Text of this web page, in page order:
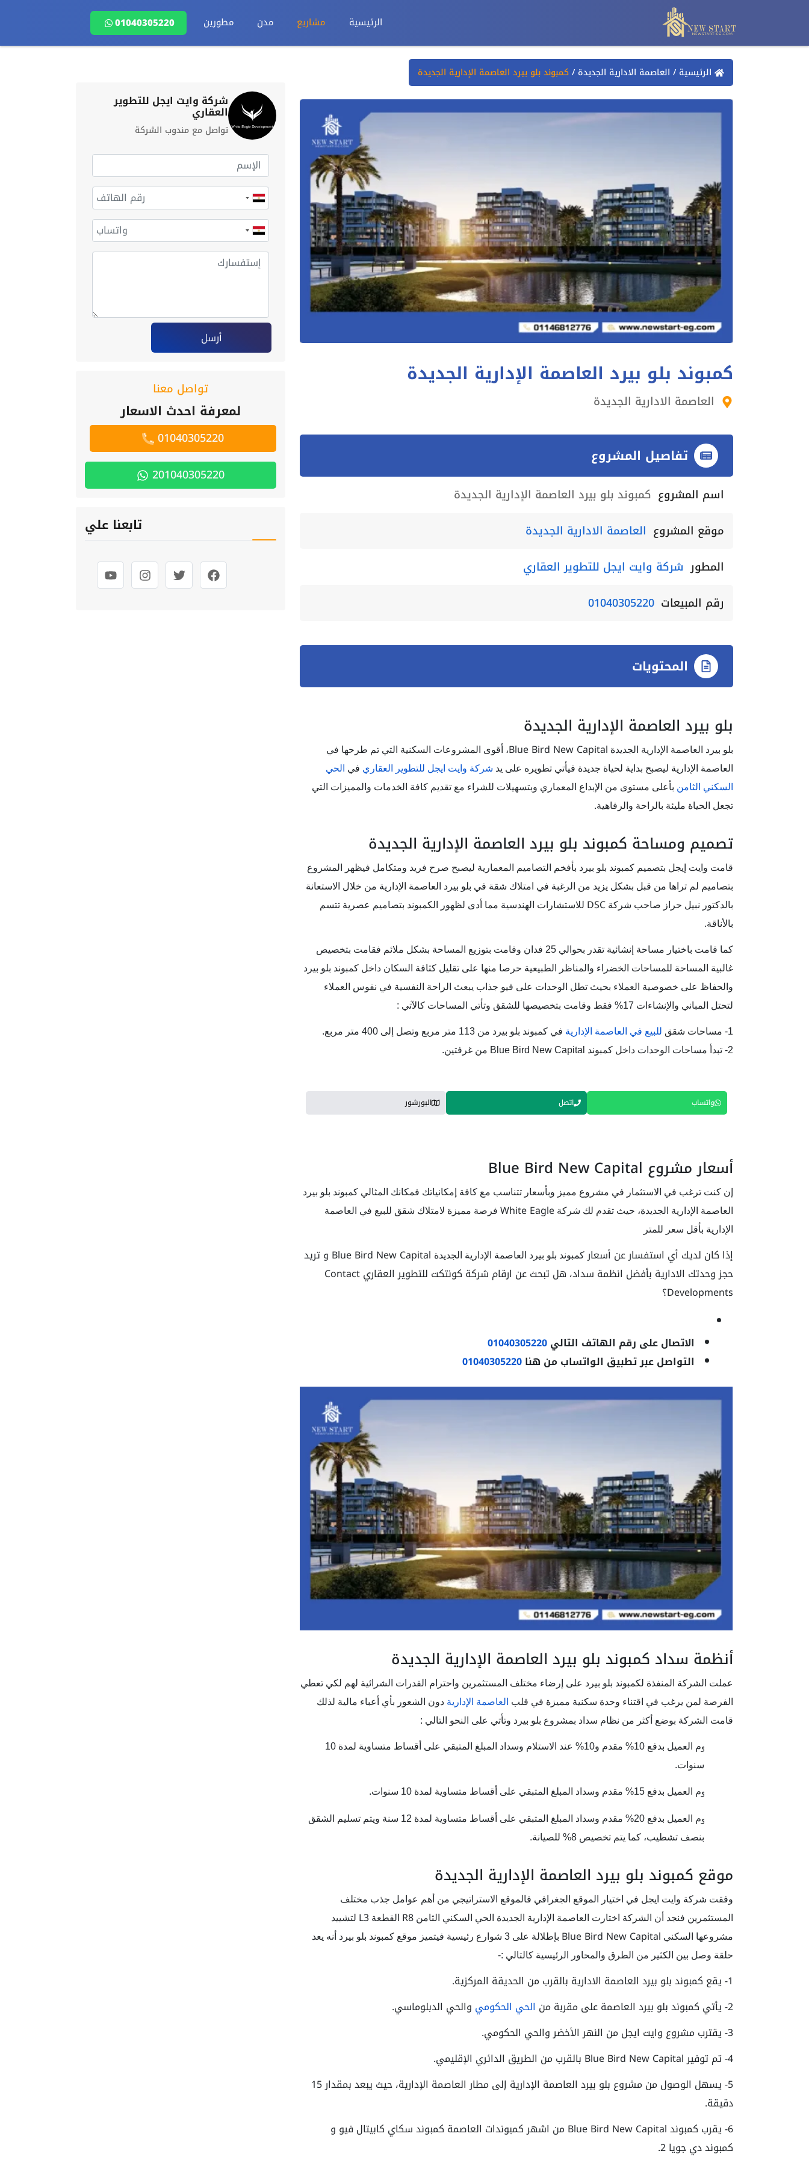
الرئيسية مشاريع مدن مطورين 01040305220
الرئيسية / العاصمة الادارية الجديدة /كمبوند بلو بيرد العاصمة الإدارية الجديدة
كمبوند بلو بيرد العاصمة الإدارية الجديدة
العاصمة الادارية الجديدة
تفاصيل المشروع
اسم المشروع كمبوند بلو بيرد العاصمة الإدارية الجديدة
موقع المشروع العاصمة الادارية الجديدة
المطور شركة وايت ايجل للتطوير العقاري
رقم المبيعات 01040305220
المحتويات
بلو بيرد العاصمة الإدارية الجديدة
بلو بيرد العاصمة الإدارية الجديدة Blue Bird New Capital، أقوى المشروعات السكنية التي تم طرحها في
العاصمة الإدارية ليصبح بداية لحياة جديدة فيأتي تطويره على يد شركة وايت ايجل للتطوير العقاري في الحي
السكني الثامن بأعلى مستوى من الإبداع المعماري وبتسهيلات للشراء مع تقديم كافة الخدمات والمميزات التي
تجعل الحياة مليئة بالراحة والرفاهية.
تصميم ومساحة كمبوند بلو بيرد العاصمة الإدارية الجديدة
قامت وايت إيجل بتصميم كمبوند بلو بيرد بأفخم التصاميم المعمارية ليصبح صرح فريد ومتكامل فيظهر المشروع
بتصاميم لم تراها من قبل بشكل يزيد من الرغبة في امتلاك شقة في بلو بيرد العاصمة الإدارية من خلال الاستعانة
بالدكتور نبيل حراز صاحب شركة DSC للاستشارات الهندسية مما أدى لظهور الكمبوند بتصاميم عصرية تتسم
بالأناقة.
كما قامت باختيار مساحة إنشائية تقدر بحوالي 25 فدان وقامت بتوزيع المساحة بشكل ملائم فقامت بتخصيص
غالبية المساحة للمساحات الخضراء والمناظر الطبيعية حرصا منها على تقليل كثافة السكان داخل كمبوند بلو بيرد
والحفاظ على خصوصية العملاء بحيث تطل الوحدات على فيو جذاب يبعث الراحة النفسية في نفوس العملاء
لتحتل المباني والإنشاءات 17% فقط وقامت بتخصيصها للشقق وتأتي المساحات كالآتي :
1- مساحات شقق للبيع في العاصمة الإدارية في كمبوند بلو بيرد من 113 متر مربع وتصل إلى 400 متر مربع.
2- تبدأ مساحات الوحدات داخل كمبوند Blue Bird New Capital من غرفتين.
واتساب اتصل البورشور
أسعار مشروع Blue Bird New Capital
إن كنت ترغب في الاستثمار في مشروع مميز وبأسعار تتناسب مع كافة إمكانياتك فمكانك المثالي كمبوند بلو بيرد
العاصمة الإدارية الجديدة، حيث تقدم لك شركة White Eagle فرصة مميزة لامتلاك شقق للبيع في العاصمة
الإدارية بأقل سعر للمتر
إذا كان لديك أي استفسار عن أسعار كمبوند بلو بيرد العاصمة الإدارية الجديدة
Blue Bird New Capital و تريد
حجز وحدتك الادارية بأفضل انظمة سداد، هل تبحث عن ارقام
شركة كونتكت للتطوير العقاري Contact
Developments؟
الاتصال على رقم الهاتف التالي01040305220
التواصل عبر تطبيق الواتساب من هنا01040305220
أنظمة سداد كمبوند بلو بيرد العاصمة الإدارية الجديدة
عملت الشركة المنفذة لكمبوند بلو بيرد على إرضاء مختلف المستثمرين واحترام القدرات الشرائية لهم لكي تعطي
الفرصة لمن يرغب في اقتناء وحدة سكنية مميزة في قلب العاصمة الإدارية دون الشعور بأي أعباء مالية لذلك
قامت الشركة بوضع أكثر من نظام سداد بمشروع بلو بيرد وتأتي على النحو التالي :
يقوم العميل بدفع 10% مقدم و10% عند الاستلام وسداد المبلغ المتبقي على أقساط متساوية لمدة 10
سنوات.
يقوم العميل بدفع 15% مقدم وسداد المبلغ المتبقي على أقساط متساوية لمدة 10 سنوات.
يقوم العميل بدفع 20% مقدم وسداد المبلغ المتبقي على أقساط متساوية لمدة 12 سنة ويتم تسليم الشقق
بنصف تشطيب، كما يتم تخصيص 8% للصيانة.
موقع كمبوند بلو بيرد العاصمة الإدارية الجديدة
وفقت شركة وايت ايجل في اختيار الموقع الجغرافي فالموقع الاستراتيجي من أهم عوامل جذب مختلف
المستثمرين فنجد أن الشركة اختارت العاصمة الإدارية الجديدة الحي السكني الثامن R8 القطعة L3 لتشييد
مشروعها السكني Blue Bird New Capital
بإطلالة على 3 شوارع رئيسية فيتميز موقع كمبوند بلو بيرد أنه يعد
حلقة وصل بين الكثير من الطرق والمحاور الرئيسية كالتالي :-
1- يقع كمبوند بلو بيرد العاصمة الادارية بالقرب من الحديقة المركزية.
2- يأتي كمبوند بلو بيرد العاصمة على مقربة من
الحي الحكومي والحي الدبلوماسي.
3- يقترب مشروع وايت ايجل من النهر الأخضر والحي الحكومي.
4- تم توفير Blue Bird New Capital بالقرب من الطريق الدائري الإقليمي.
5- يسهل الوصول من مشروع بلو بيرد العاصمة الإدارية إلى مطار العاصمة الإدارية، حيث يبعد بمقدار 15
دقيقة.
6- يقرب كمبوند Blue Bird New Capital من اشهر كمبوندات العاصمة كمبوند سكاي كابيتال فيو و
كمبوند دي جويا 2.‏
شركة وايت ايجل للتطوير
العقاري
تواصل مع مندوب الشركة
أرسل
تواصل معنا
لمعرفة احدث الاسعار
01040305220
201040305220
تابعنا علي